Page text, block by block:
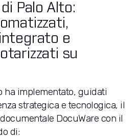
Palo Alto:
e
su
ha implementato, guidati
strategica e tecnologica, il
DocuWare con il
di: